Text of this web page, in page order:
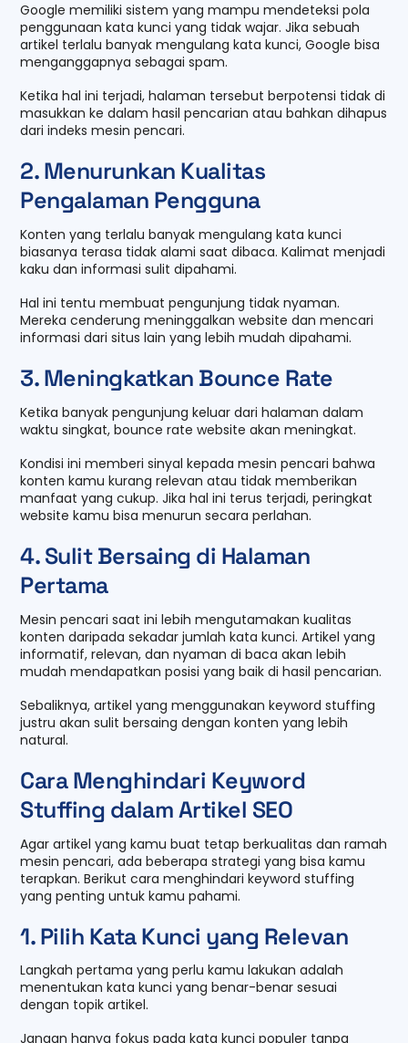
Google memiliki sistem yang mampu mendeteksi pola
penggunaan kata kunci yang tidak wajar. Jika sebuah
artikel terlalu banyak mengulang kata kunci, Google bisa
menganggapnya sebagai spam.
Ketika hal ini terjadi, halaman tersebut berpotensi tidak di
masukkan ke dalam hasil pencarian atau bahkan dihapus
dari indeks mesin pencari.
2. Menurunkan Kualitas
Pengalaman Pengguna
Konten yang terlalu banyak mengulang kata kunci
biasanya terasa tidak alami saat dibaca. Kalimat menjadi
kaku dan informasi sulit dipahami.
Hal ini tentu membuat pengunjung tidak nyaman.
Mereka cenderung meninggalkan website dan mencari
informasi dari situs lain yang lebih mudah dipahami.
3. Meningkatkan Bounce Rate
Ketika banyak pengunjung keluar dari halaman dalam
waktu singkat, bounce rate website akan meningkat.
Kondisi ini memberi sinyal kepada mesin pencari bahwa
konten kamu kurang relevan atau tidak memberikan
manfaat yang cukup. Jika hal ini terus terjadi, peringkat
website kamu bisa menurun secara perlahan.
4. Sulit Bersaing di Halaman
Pertama
Mesin pencari saat ini lebih mengutamakan kualitas
konten daripada sekadar jumlah kata kunci. Artikel yang
informatif, relevan, dan nyaman di baca akan lebih
mudah mendapatkan posisi yang baik di hasil pencarian.
Sebaliknya, artikel yang menggunakan keyword stuffing
justru akan sulit bersaing dengan konten yang lebih
natural.
Cara Menghindari Keyword
Stuffing dalam Artikel SEO
Agar artikel yang kamu buat tetap berkualitas dan ramah
mesin pencari, ada beberapa strategi yang bisa kamu
terapkan. Berikut cara menghindari keyword stuffing
yang penting untuk kamu pahami.
1. Pilih Kata Kunci yang Relevan
Langkah pertama yang perlu kamu lakukan adalah
menentukan kata kunci yang benar-benar sesuai
dengan topik artikel.
Jangan hanya fokus pada kata kunci populer tanpa